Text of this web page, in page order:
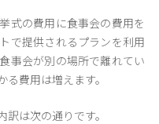
式の費用に食事会の費用を
で提供されるプランを利用
事会が別の場所で離れてい
費用は増えます。
は次の通りです。